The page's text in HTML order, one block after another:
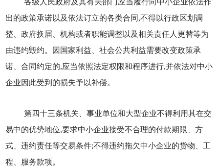
各级人民政府及其有关部门应当履行向中小企业依法作
出的政策承诺以及依法订立的各类合同,不得以行政区划调
整、政府换届、机构或者职能调整以及相关责任人更替等为
由违约毁约。因国家利益、社会公共利益需要改变政策承
诺、合同约定的,应当依照法定权限和程序进行,并依法对中小
企业因此受到的损失予以补偿。
第四十三条机关、事业单位和大型企业不得利用其在交
易中的优势地位,要求中小企业接受不合理的付款期限、方
式、违约责任等交易条件;不得违约拖欠中小企业的货物、工
程、服务款项。